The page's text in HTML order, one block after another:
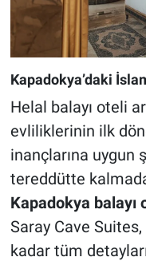
Kapadokya’daki
Helal balayı oteli
evliliklerinin ilk
inançlarına uygun
tereddütte
Kapadokya balayı
Saray Cave
kadar tüm